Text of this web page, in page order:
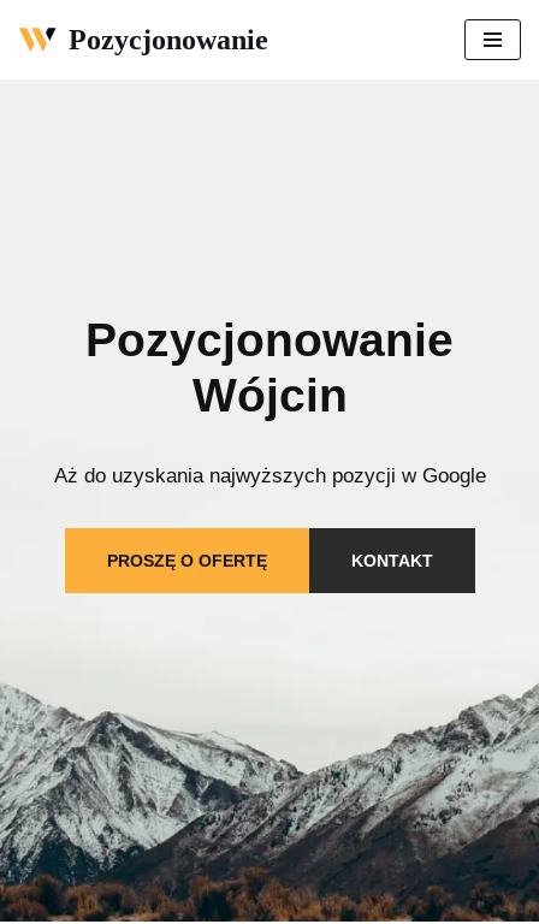
Pozycjonowanie
Pozycjonowanie
Wójcin
Aż do uzyskania najwyższych pozycji w Google
PROSZĘ O OFERTĘ KONTAKT